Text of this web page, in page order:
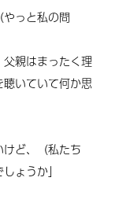
（やっと私の問
親はまったく理
いていて何か思
ど、（私たち
ょうか」